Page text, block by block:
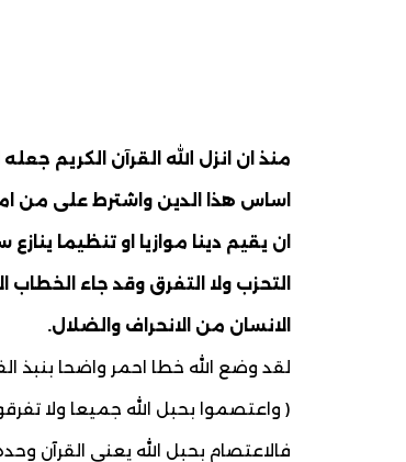
منذ ان انزل الله القرآن الكريم
اساس هذا الدين واشترط على من
ان يقيم دينا موازيا او تنظيما
التحزب ولا التفرق وقد جاء
الانسان من الانحراف والضلال.
لقد وضع الله خطا احمر واضحا بنبذ
( واعتصموا بحبل الله جميعا ولا